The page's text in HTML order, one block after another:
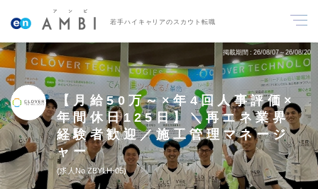
若手ハイキャリアのスカウト転職
掲載期間 26/08/07～26/08/20
【月給50万～×年4回人事評価×
年間休日125日】＼再エネ業界
経験者歓迎／施工管理マネージ
ャー
求人No.ZBYLH-05